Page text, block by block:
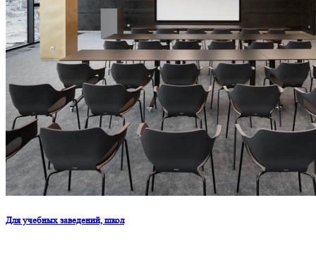
Для учебных заведений, школ